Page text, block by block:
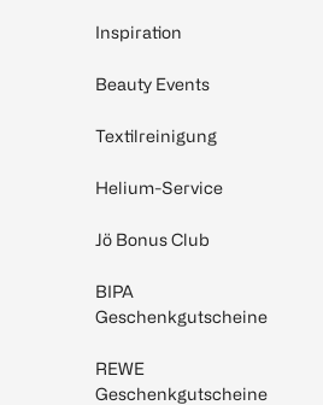
Inspiration
Beauty Events
Textilreinigung
Helium-Service
Jö Bonus Club
BIPA
Geschenkgutscheine
REWE
Geschenkgutscheine